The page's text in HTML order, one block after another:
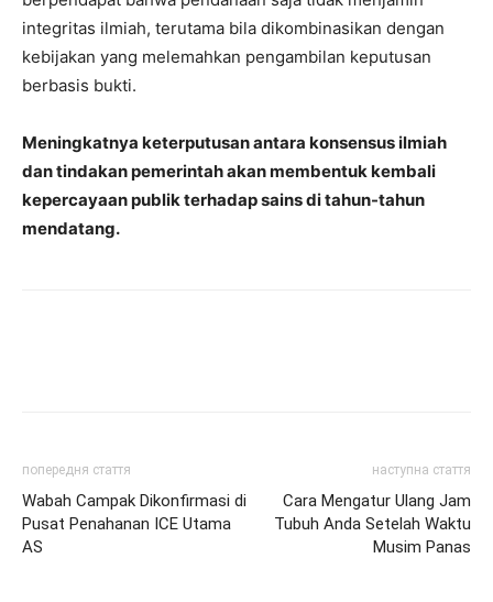
integritas ilmiah, terutama bila dikombinasikan dengan
kebijakan yang melemahkan pengambilan keputusan
berbasis bukti.
Meningkatnya keterputusan antara konsensus ilmiah
dan tindakan pemerintah akan membentuk kembali
kepercayaan publik terhadap sains di tahun-tahun
mendatang.
попередня стаття
Wabah Campak Dikonfirmasi di
Pusat Penahanan ICE Utama
AS
наступна стаття
Cara Mengatur Ulang Jam
Tubuh Anda Setelah Waktu
Musim Panas